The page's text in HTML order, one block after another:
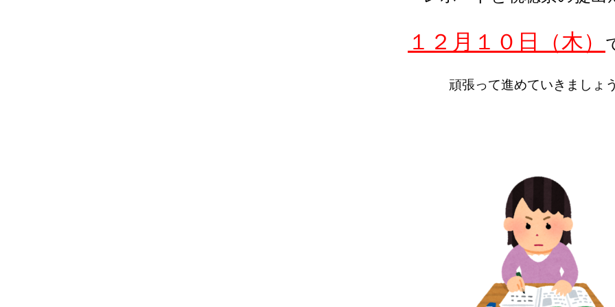
１２月１０日（木）
頑張って進めていきましょ